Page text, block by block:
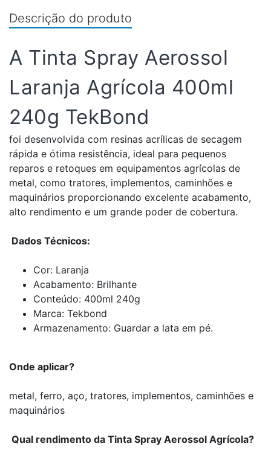
Descrição do produto
A Tinta Spray Aerossol
Laranja Agrícola 400ml
240g TekBond
foi desenvolvida com resinas acrílicas de secagem
rápida e ótima resistência, ideal para pequenos
reparos e retoques em equipamentos agrícolas de
metal, como tratores, implementos, caminhões e
maquinários proporcionando excelente acabamento,
alto rendimento e um grande poder de cobertura.
Dados Técnicos:
Cor: Laranja
Acabamento: Brilhante
Conteúdo: 400ml 240g
Marca: Tekbond
Armazenamento: Guardar a lata em pé.
Onde aplicar?
metal, ferro, aço, tratores, implementos, caminhões e
maquinários
Qual rendimento da Tinta Spray Aerossol Agrícola?